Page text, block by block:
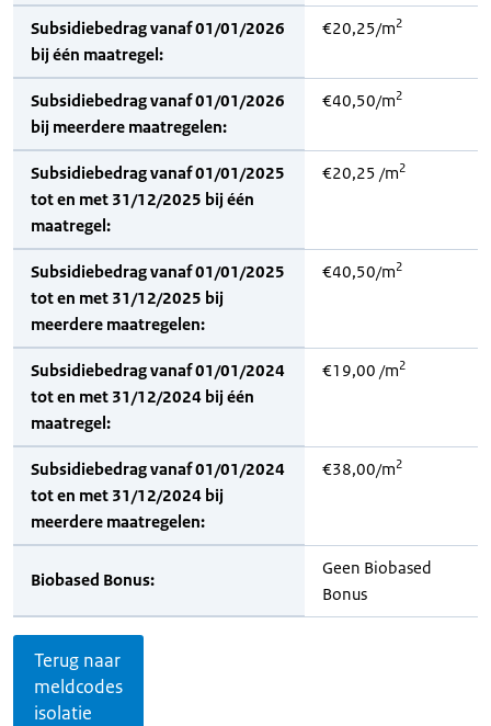
Subsidiebedrag vanaf 01/01/2026
bij één maatregel:
€20,25/m2
Subsidiebedrag vanaf 01/01/2026
bij meerdere maatregelen:
€40,50/m2
Subsidiebedrag vanaf 01/01/2025
tot en met 31/12/2025 bij één
maatregel:
€20,25 /m2
Subsidiebedrag vanaf 01/01/2025
tot en met 31/12/2025 bij
meerdere maatregelen:
€40,50/m2
Subsidiebedrag vanaf 01/01/2024
tot en met 31/12/2024 bij één
maatregel:
€19,00 /m2
Subsidiebedrag vanaf 01/01/2024
tot en met 31/12/2024 bij
meerdere maatregelen:
€38,00/m2
Biobased Bonus:
Geen Biobased
Bonus
Terug naar
meldcodes
isolatie